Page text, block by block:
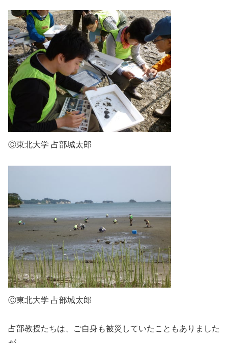
Ⓒ東北大学 占部城太郎
Ⓒ東北大学 占部城太郎
占部教授たちは、ご自身も被災していたこともありました